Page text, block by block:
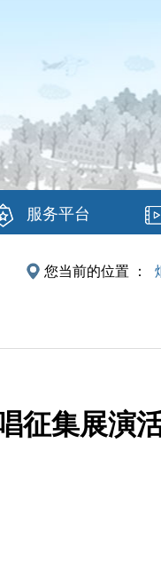
服务平台
您当前的位置 ：
征集展演